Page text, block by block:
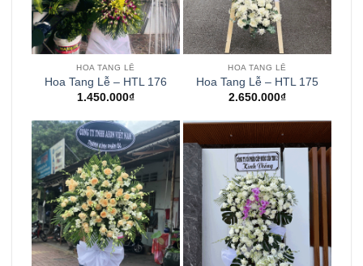
HOA TANG LỄ
Hoa Tang Lễ – HTL 176
1.450.000₫
HOA TANG LỄ
Hoa Tang Lễ – HTL 175
2.650.000₫